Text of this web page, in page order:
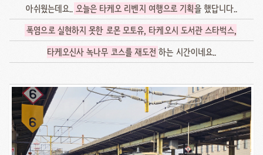
아쉬웠는데요.. 오늘은 타케오 리벤지 여행으로 기획을 했답니다..
폭염으로 실현하지 못한 로몬 모토유, 타케오시 도서관 스타벅스,
타케오신사 녹나무 코스를 재도전 하는 시간이네요..